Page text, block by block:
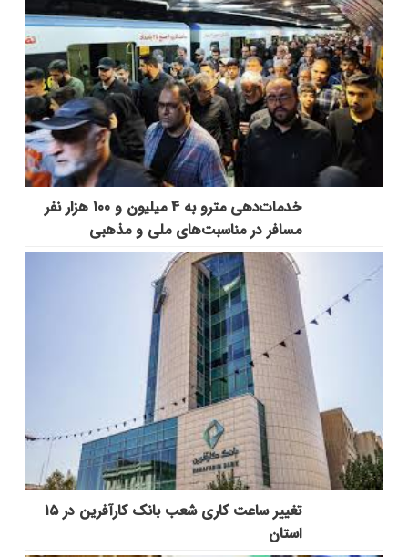
خدمات‌دهي مترو به 4 ميليون و 100 هزار نفر
مسافر در مناسبت‌هاي ملي و مذهبي
تغییر ساعت کاری شعب بانک کارآفرین در ۱۵
استان